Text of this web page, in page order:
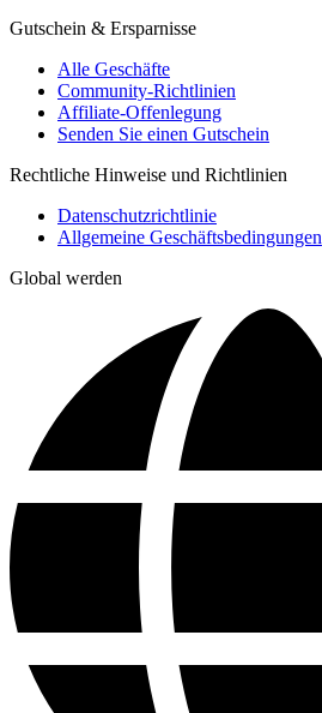
Gutschein & Ersparnisse
Alle Geschäfte
Community-Richtlinien
Affiliate-Offenlegung
Senden Sie einen Gutschein
Rechtliche Hinweise und Richtlinien
Datenschutzrichtlinie
Allgemeine Geschäftsbedingungen
Global werden